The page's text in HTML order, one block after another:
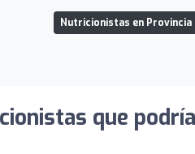
Nutricionistas en Provincia
que